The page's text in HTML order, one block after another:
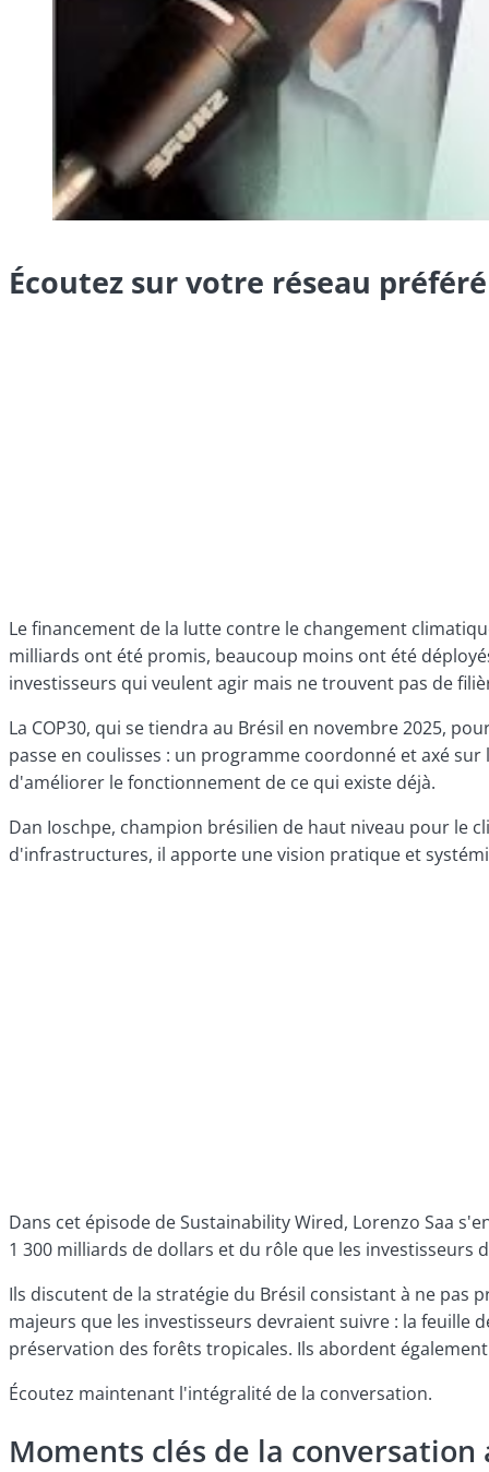
Écoutez sur votre réseau préféré
Le financement de la lutte contre le changement
milliards ont été promis, beaucoup moins ont été
investisseurs qui veulent agir mais ne trouvent pas de
La COP30, qui se tiendra au Brésil en novembre 2025,
passe en coulisses : un programme coordonné et axé
d'améliorer le fonctionnement de ce qui existe déjà.
Dan Ioschpe, champion brésilien de haut niveau pour le
d'infrastructures, il apporte une vision pratique et
Dans cet épisode de Sustainability Wired, Lorenzo Saa
1 300 milliards de dollars et du rôle que les investisseurs
Ils discutent de la stratégie du Brésil consistant à ne pas
majeurs que les investisseurs devraient suivre : la
préservation des forêts tropicales. Ils abordent
Écoutez maintenant l'intégralité de la conversation.
Moments clés de la conversation